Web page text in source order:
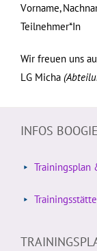
Vorname,
Teilnehmer*In
Wir freuen uns
LG Micha
INFOS